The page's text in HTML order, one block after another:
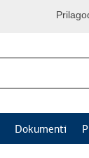
Dokumenti